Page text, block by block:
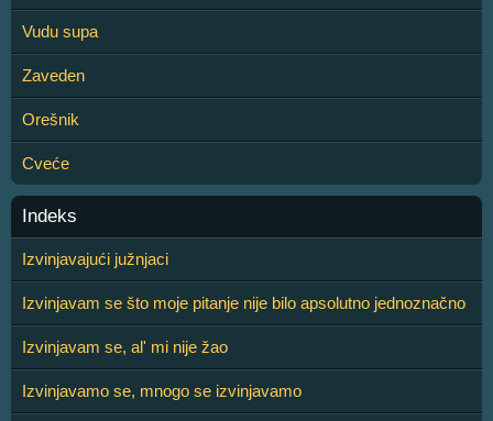
Vudu supa
Zaveden
Orešnik
Cveće
Indeks
Izvinjavajući južnjaci
Izvinjavam se što moje pitanje nije bilo apsolutno jednoznačno
Izvinjavam se, al' mi nije žao
Izvinjavamo se, mnogo se izvinjavamo